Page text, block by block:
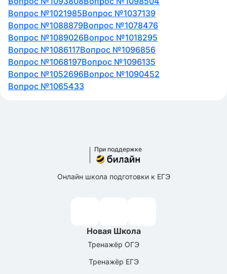
Вопрос №1021985Вопрос №1037139
Вопрос №1088879Вопрос №1078476
Вопрос №1089026Вопрос №1018295
Вопрос №1086117Вопрос №1096856
Вопрос №1068197Вопрос №1096135
Вопрос №1052696Вопрос №1090452
Вопрос №1065433
При поддержке
Онлайн школа подготовки к ЕГЭ
Новая Школа
Тренажёр ОГЭ
Тренажёр ЕГЭ